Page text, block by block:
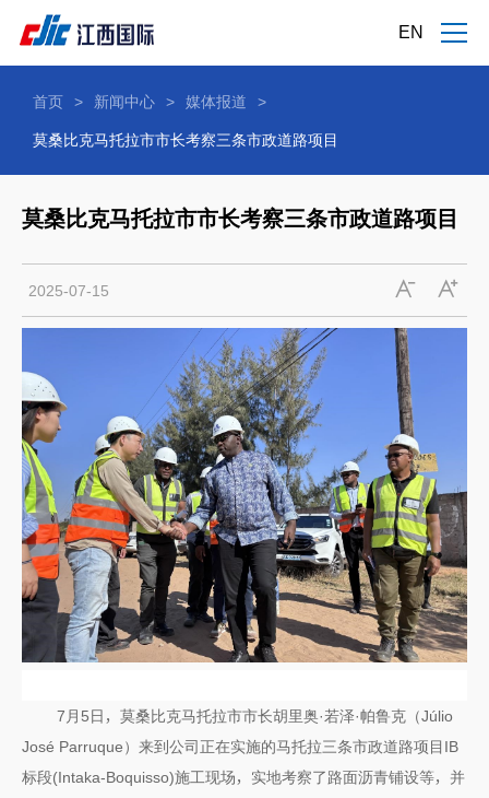
EN
首页 > 新闻中心 > 媒体报道 >
莫桑比克马托拉市市长考察三条市政道路项目
莫桑比克马托拉市市长考察三条市政道路项目
2025-07-15
7月5日，莫桑比克马托拉市市长胡里奥·若泽·帕鲁克（Júlio
José Parruque）来到公司正在实施的马托拉三条市政道路项目IB
标段(Intaka-Boquisso)施工现场，实地考察了路面沥青铺设等，并